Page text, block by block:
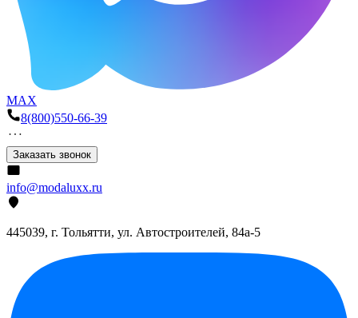
MAX
8(800)550-66-39
Заказать звонок
info@modaluxx.ru
445039, г. Тольятти, ул. Автостроителей, 84а-5